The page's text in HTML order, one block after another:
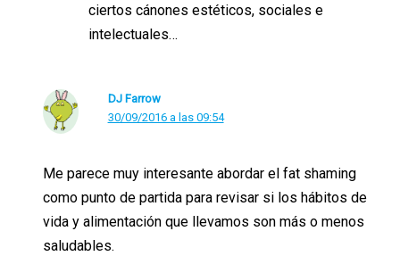
ciertos cánones estéticos, sociales e
intelectuales…
DJ Farrow
30/09/2016 a las 09:54
Me parece muy interesante abordar el fat shaming
como punto de partida para revisar si los hábitos de
vida y alimentación que llevamos son más o menos
saludables.